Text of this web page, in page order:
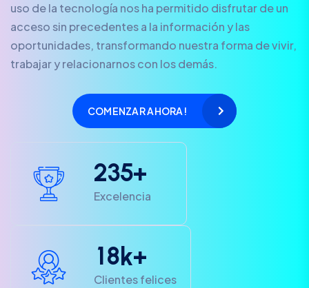
uso de la tecnología nos ha permitido disfrutar de un
acceso sin precedentes a la información y las
oportunidades, transformando nuestra forma de vivir,
trabajar y relacionarnos con los demás.
COMENZAR AHORA!
235+
Excelencia
18k+
Clientes felices